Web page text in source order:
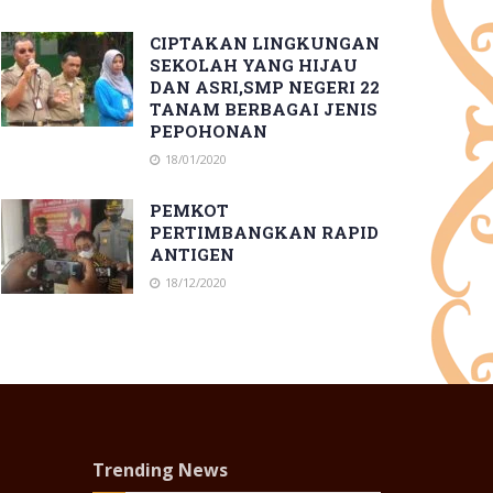
CIPTAKAN LINGKUNGAN
SEKOLAH YANG HIJAU
DAN ASRI,SMP NEGERI 22
TANAM BERBAGAI JENIS
PEPOHONAN
18/01/2020
PEMKOT
PERTIMBANGKAN RAPID
ANTIGEN
18/12/2020
Trending News